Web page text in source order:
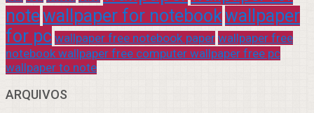
notewallpaper for notebookwallpaper
for pc wallpaper free notebook paper wallpaper free
notebook wallpaper free computer wallpaper free pc
wallpaper to note
ARQUIVOS